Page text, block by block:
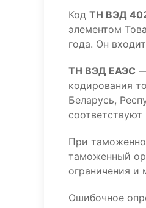
Код ТН ВЭД
элементом
года. Он
ТН ВЭД ЕАЭС
кодирования
Беларусь,
При
таможенный
ограничения и
Ошибочное